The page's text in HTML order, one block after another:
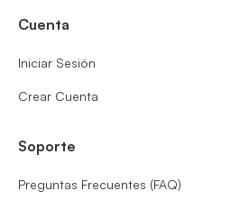
Cuenta
Iniciar Sesión
Crear Cuenta
Soporte
Preguntas Frecuentes (FAQ)